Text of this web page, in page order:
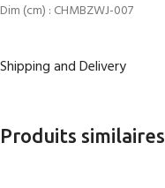
Dim (cm) : CHMBZWJ-007
Shipping and Delivery
Produits similaires